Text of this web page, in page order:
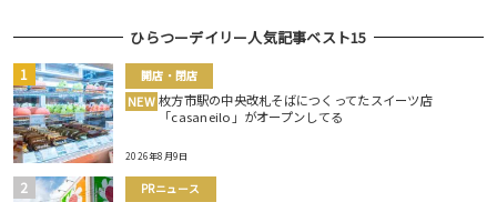
ひらつーデイリー人気記事ベスト15
開店・閉店
NEW 枚方市駅の中央改札そばにつくってたスイーツ店
「casaneilo」がオープンしてる
2026年8月9日
PRニュース